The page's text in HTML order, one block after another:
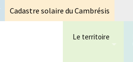
Cadastre solaire du Cambrésis
Le territoire